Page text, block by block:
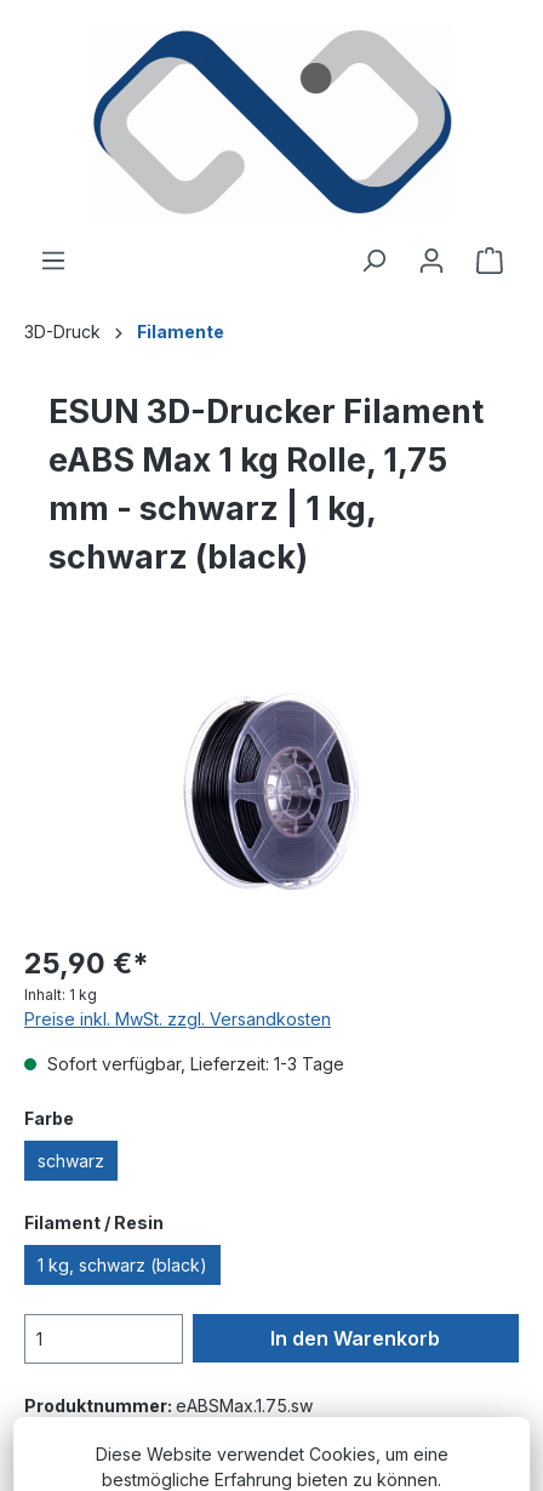
3D-Druck Filamente
ESUN 3D-Drucker Filament
eABS Max 1 kg Rolle, 1,75
mm - schwarz | 1 kg,
schwarz (black)
25,90 €*
Inhalt: 1 kg
Preise inkl. MwSt. zzgl. Versandkosten
Sofort verfügbar, Lieferzeit: 1-3 Tage
Farbe
schwarz
Filament / Resin
1 kg, schwarz (black)
In den Warenkorb
Produktnummer: eABSMax.1.75.sw
Diese Website verwendet Cookies, um eine
bestmögliche Erfahrung bieten zu können.